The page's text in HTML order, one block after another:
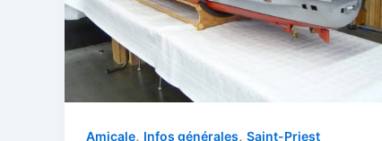
Amicale, Infos générales, Saint-Priest